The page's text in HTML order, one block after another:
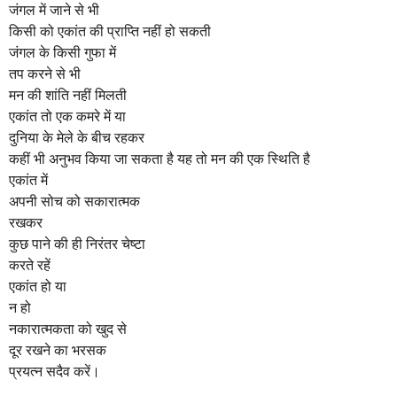
जंगल में जाने से भी
किसी को एकांत की प्राप्ति नहीं हो सकती
जंगल के किसी गुफा में
तप करने से भी
मन की शांति नहीं मिलती
एकांत तो एक कमरे में या
दुनिया के मेले के बीच रहकर
कहीं भी अनुभव किया जा सकता है यह तो मन की एक स्थिति है
एकांत में
अपनी सोच को सकारात्मक
रखकर
कुछ पाने की ही निरंतर चेष्टा
करते रहें
एकांत हो या
न हो
नकारात्मकता को खुद से
दूर रखने का भरसक
प्रयत्न सदैव करें।